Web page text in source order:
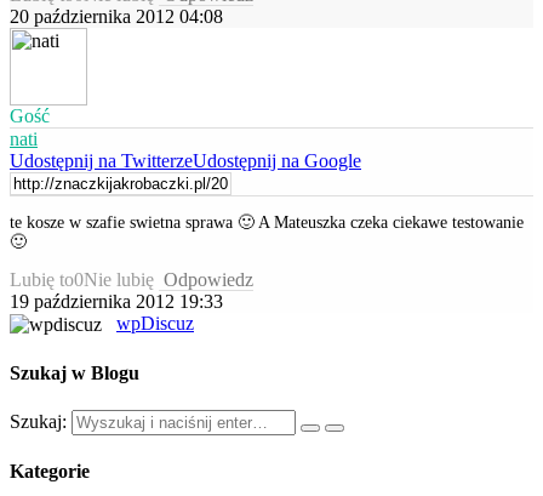
20 października 2012 04:08
Gość
nati
Udostępnij na TwitterzeUdostępnij na Google
te kosze w szafie swietna sprawa 🙂 A Mateuszka czeka ciekawe testowanie
🙂
Lubię to0Nie lubię Odpowiedz
19 października 2012 19:33
wpDiscuz
Szukaj w Blogu
Szukaj:
Kategorie